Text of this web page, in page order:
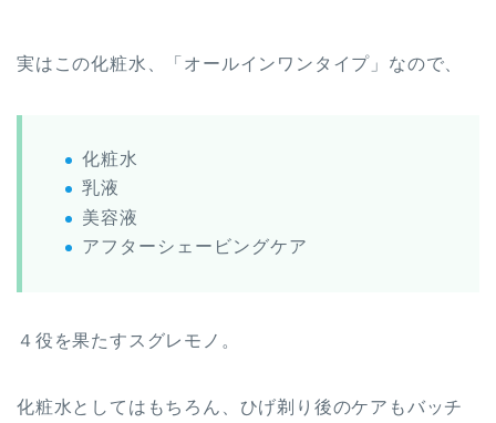
実はこの化粧水、「オールインワンタイプ」なので、
化粧水
乳液
美容液
アフターシェービングケア
４役を果たすスグレモノ。
化粧水としてはもちろん、ひげ剃り後のケアもバッチ